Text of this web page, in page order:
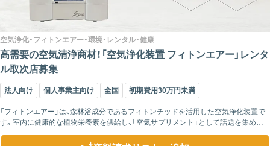
空気浄化・フィトンエアー・環境・レンタル・健康
高需要の空気清浄商材！「空気浄化装置 フィトンエアー」レンタ
ル取次店募集
法人向け 個人事業主向け 全国 初期費用30万円未満
「フィトンエアー」は、森林浴成分であるフィトンチッドを活用した空気浄化装置で
す。室内に健康的な植物栄養素を供給し、「空気サプリメント」として話題を集めて
います。すでに累計1万台以上の販売実績を持ち、一般家庭から保育園や病院、リラ...